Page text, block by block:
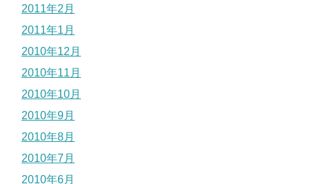
2011年2月
2011年1月
2010年12月
2010年11月
2010年10月
2010年9月
2010年8月
2010年7月
2010年6月